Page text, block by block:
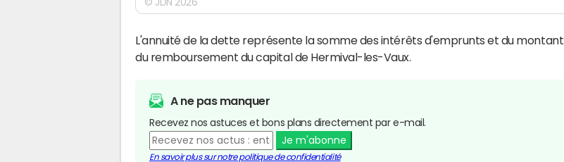
© JDN 2026
L'annuité de la dette représente la somme des intérêts d'emprunts et du montant
du remboursement du capital de Hermival-les-Vaux.
A ne pas manquer
Recevez nos astuces et bons plans directement par e-mail.
Je m'abonne
En savoir plus sur notre politique de confidentialité